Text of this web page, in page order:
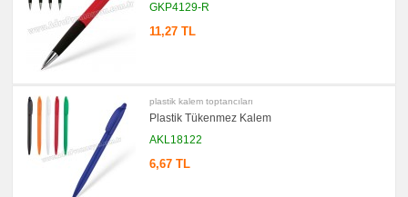
GKP4129-R
11,27 TL
plastik kalem toptancıları
Plastik Tükenmez Kalem
AKL18122
6,67 TL
promosyon
Kartvizitlik
promosyon
Radyo
&
Bloknot
Bardak
Altlığı
Tabağı